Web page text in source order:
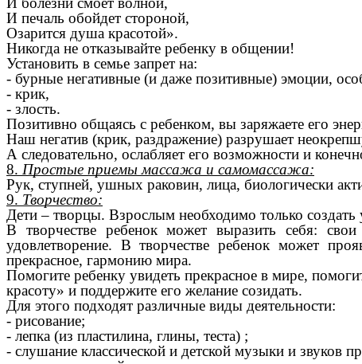
И печаль обойдет стороной,
Озарится душа красотой».
Никогда не отказывайте ребенку в общении!
Установить в семье запрет на:
- бурные негативные (и даже позитивные) эмоции,
- крик,
- злость.
Позитивно общаясь с ребенком, вы заряжаете его
Наш негатив (крик, раздражение) разрушает
А следовательно, ослабляет его возможности и
8. Простые приемы массажа и самомассажа:
Рук, ступней, ушных раковин, лица, биологически
9. Творчество:
Дети – творцы. Взрослым необходимо только создать
В творчестве ребенок может выразить себя:
удовлетворение. В творчестве ребенок может
прекрасное, гармонию мира.
Помогите ребенку увидеть прекрасное в мире,
красоту» и поддержите его желание созидать.
Для этого подходят различные виды деятельности:
- рисование;
- лепка (из пластилина, глины, теста) ;
- слушание классической и детской музыки и звуков